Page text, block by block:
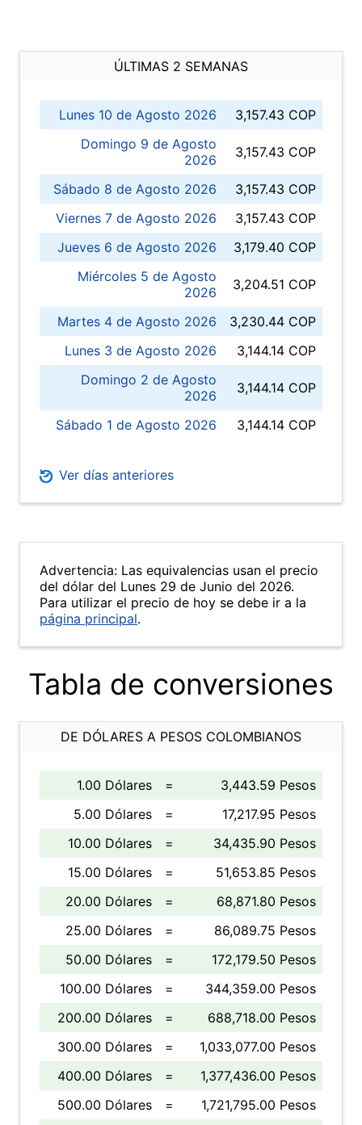
ÚLTIMAS 2 SEMANAS
Lunes 10 de Agosto 2026
3,157.43 COP
Domingo 9 de Agosto
2026
3,157.43 COP
Sábado 8 de Agosto 2026
3,157.43 COP
Viernes 7 de Agosto 2026
3,157.43 COP
Jueves 6 de Agosto 2026
3,179.40 COP
Miércoles 5 de Agosto
2026
3,204.51 COP
Martes 4 de Agosto 2026
3,230.44 COP
Lunes 3 de Agosto 2026
3,144.14 COP
Domingo 2 de Agosto
2026
3,144.14 COP
Sábado 1 de Agosto 2026 3,144.14 COP
Ver días anteriores
Advertencia: Las equivalencias usan el precio
del dólar del Lunes 29 de Junio del 2026.
Para utilizar el precio de hoy se debe ir a la
página principal.
Tabla de conversiones
DE DÓLARES A PESOS COLOMBIANOS
1.00 Dólares =
3,443.59 Pesos
5.00 Dólares
=
17,217.95 Pesos
10.00 Dólares
=
34,435.90 Pesos
15.00 Dólares
=
51,653.85 Pesos
20.00 Dólares
=
68,871.80 Pesos
25.00 Dólares
=
86,089.75 Pesos
50.00 Dólares
=
172,179.50 Pesos
100.00 Dólares
=
344,359.00 Pesos
200.00 Dólares
=
688,718.00 Pesos
300.00 Dólares
=
1,033,077.00 Pesos
400.00 Dólares
=
1,377,436.00 Pesos
500.00 Dólares
=
1,721,795.00 Pesos